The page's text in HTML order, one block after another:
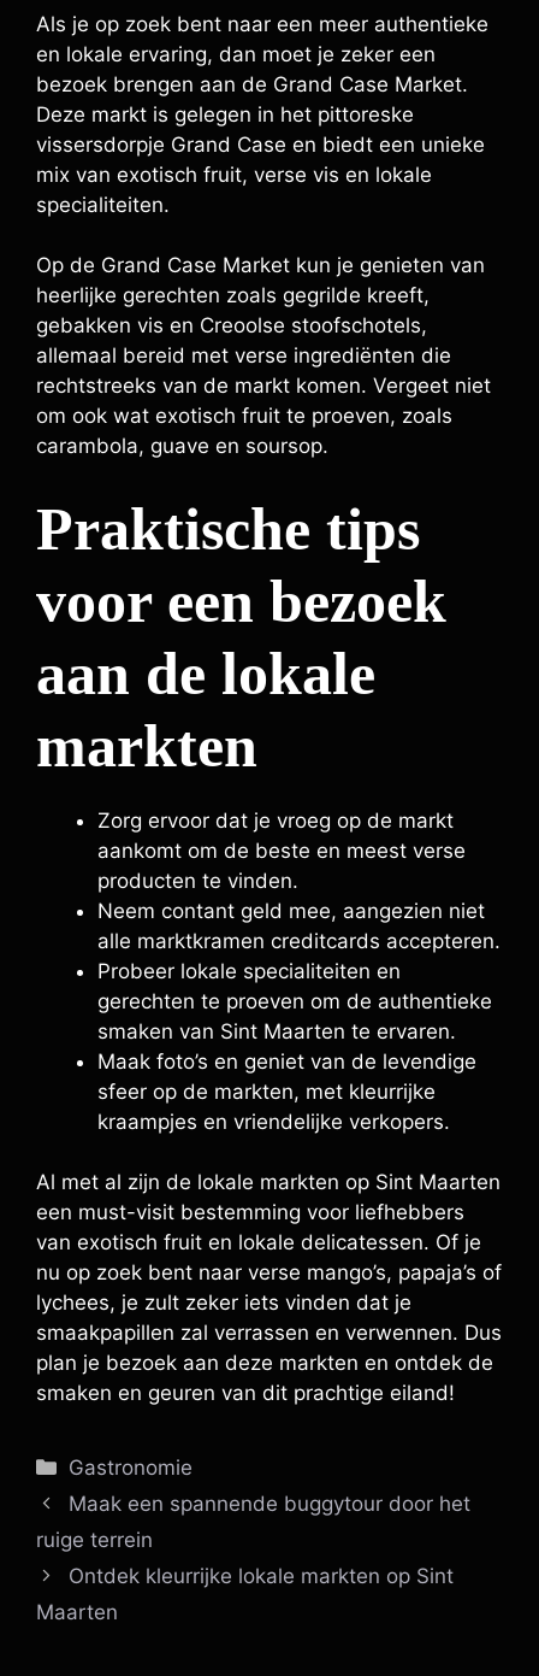
Als je op zoek bent naar een meer authentieke
en lokale ervaring, dan moet je zeker een
bezoek brengen aan de Grand Case Market.
Deze markt is gelegen in het pittoreske
vissersdorpje Grand Case en biedt een unieke
mix van exotisch fruit, verse vis en lokale
specialiteiten.
Op de Grand Case Market kun je genieten van
heerlijke gerechten zoals gegrilde kreeft,
gebakken vis en Creoolse stoofschotels,
allemaal bereid met verse ingrediënten die
rechtstreeks van de markt komen. Vergeet niet
om ook wat exotisch fruit te proeven, zoals
carambola, guave en soursop.
Praktische tips
voor een bezoek
aan de lokale
markten
Zorg ervoor dat je vroeg op de markt
aankomt om de beste en meest verse
producten te vinden.
Neem contant geld mee, aangezien niet
alle marktkramen creditcards accepteren.
Probeer lokale specialiteiten en
gerechten te proeven om de authentieke
smaken van Sint Maarten te ervaren.
Maak foto’s en geniet van de levendige
sfeer op de markten, met kleurrijke
kraampjes en vriendelijke verkopers.
Al met al zijn de lokale markten op Sint Maarten
een must-visit bestemming voor liefhebbers
van exotisch fruit en lokale delicatessen. Of je
nu op zoek bent naar verse mango’s, papaja’s of
lychees, je zult zeker iets vinden dat je
smaakpapillen zal verrassen en verwennen. Dus
plan je bezoek aan deze markten en ontdek de
smaken en geuren van dit prachtige eiland!
Categorieën
Gastronomie
Maak een spannende buggytour door het
ruige terrein
Ontdek kleurrijke lokale markten op Sint
Maarten